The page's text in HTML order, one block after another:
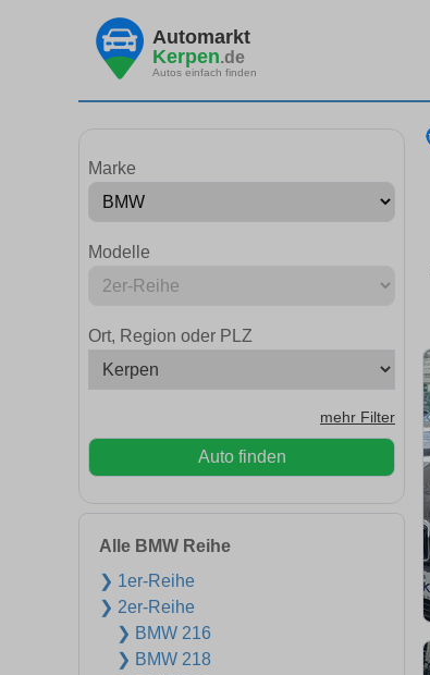
Automarkt
Kerpen.de
Autos einfach finden
Marke
Modelle
Ort, Region oder PLZ
mehr Filter
Auto finden
Alle BMW Reihe
❯ 1er-Reihe
❯ 2er-Reihe
❯ BMW 216
❯ BMW 218